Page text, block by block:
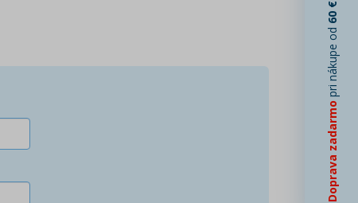
Doprava zadarmo
pri nákupe od
60 €